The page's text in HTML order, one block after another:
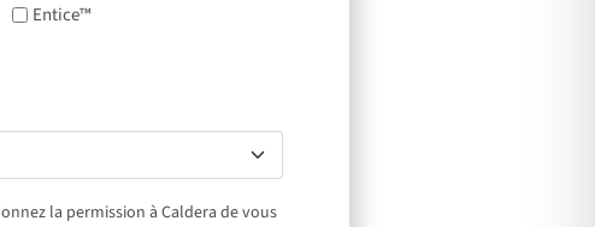
Entice™
la permission à Caldera de vous